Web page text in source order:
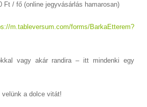
Ft / fő (online jegyvásárlás hamarosan)
m.tableversum.com/forms/BarkaEtterem?
vagy akár randira – itt mindenki egy
a dolce vitát!